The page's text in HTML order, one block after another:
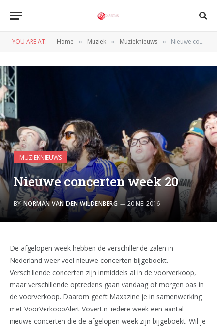
YOU ARE AT: Home » Muziek » Muzieknieuws » Nieuwe concerten week 20
MUZIEKNIEUWS
Nieuwe concerten week 20
BY NORMAN VAN DEN WILDENBERG 20 MEI 2016
De afgelopen week hebben de verschillende zalen in
Nederland weer veel nieuwe concerten bijgeboekt.
Verschillende concerten zijn inmiddels al in de voorverkoop,
maar verschillende optredens gaan vandaag of morgen pas in
de voorverkoop. Daarom geeft Maxazine je in samenwerking
met VoorVerkoopAlert Vovert.nl iedere week een aantal
nieuwe concerten die de afgelopen week zijn bijgeboekt. Wil je